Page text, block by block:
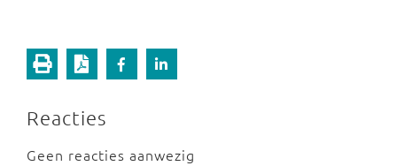
Reacties
Geen reacties aanwezig